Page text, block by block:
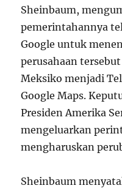
Sheinbaum,
pemerintahannya
Google untuk
perusahaan
Meksiko menjadi
Google Maps.
Presiden Amerika
mengeluarkan
mengharuskan
Sheinbaum